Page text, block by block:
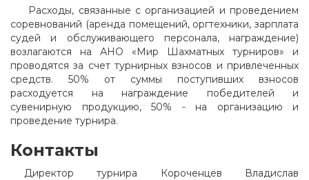
Расходы, связанные с организацией и проведением
соревнований (аренда помещений, оргтехники, зарплата
судей и обслуживающего персонала, награждение)
возлагаются на АНО «Мир Шахматных турниров» и
проводятся за счет турнирных взносов и привлеченных
средств. 50% от суммы поступивших взносов
расходуется на награждение победителей и
сувенирную продукцию, 50% - на организацию и
проведение турнира.
Контакты
Директор турнира Короченцев Владислав